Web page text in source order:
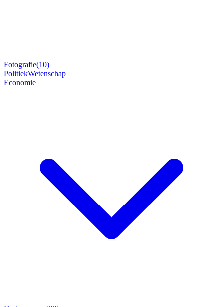
Fotografie(10)
PolitiekWetenschap
Economie